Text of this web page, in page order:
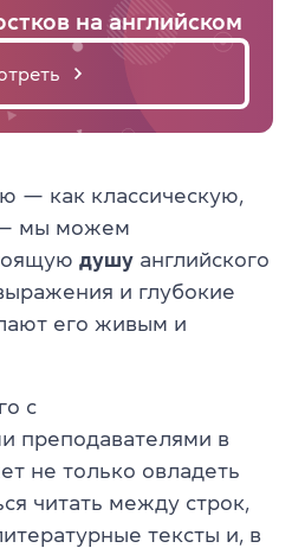
на английском
— как классическую,
— мы можем
душу английского
и глубокие
его живым и
с
преподавателями в
не только овладеть
читать между строк,
тексты и, в